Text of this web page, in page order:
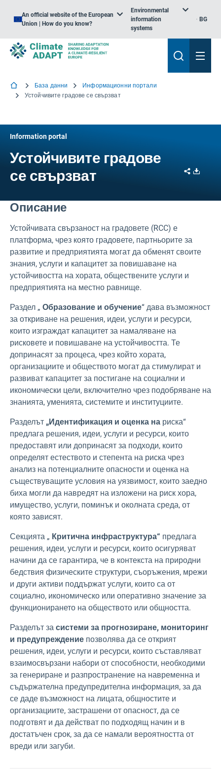
An official website of the European
Union | How do you know?
Environmental
information
systems
BG
База данни
Информационни портали
Устойчивите градове се свързват
Information portal
Устойчивите градове
се свързват
Share
Описание
Устойчивата свързаност на градовете (RCC) е
платформа, чрез която градовете, партньорите за
развитие и предприятията могат да обменят своите
знания, услуги и капацитет за повишаване на
устойчивостта на хората, обществените услуги и
предприятията на местно равнище.
Раздел „ Образование и обучение“ дава възможност
за откриване на решения, идеи, услуги и ресурси,
които изграждат капацитет за намаляване на
рисковете и повишаване на устойчивостта. Те
допринасят за процеса, чрез който хората,
организациите и обществото могат да стимулират и
развиват капацитет за постигане на социални и
икономически цели, включително чрез подобряване на
знанията, уменията, системите и институциите.
Разделът „Идентификация и оценка на риска“
предлага решения, идеи, услуги и ресурси, които
предоставят или допринасят за подходи, които
определят естеството и степента на риска чрез
анализ на потенциалните опасности и оценка на
съществуващите условия на уязвимост, които заедно
биха могли да навредят на изложени на риск хора,
имущество, услуги, поминък и околната среда, от
която зависят.
Секцията „ Критична инфраструктура“ предлага
решения, идеи, услуги и ресурси, които осигуряват
начини да се гарантира, че в контекста на природни
бедствия физическите структури, съоръжения, мрежи
и други активи поддържат услуги, които са от
социално, икономическо или оперативно значение за
функционирането на обществото или общността.
Разделът за системи за прогнозиране, мониторинг
и предупреждение позволява да се открият
решения, идеи, услуги и ресурси, които съставляват
взаимосвързани набори от способности, необходими
за генериране и разпространение на навременна и
съдържателна предупредителна информация, за да
се даде възможност на лицата, общностите и
организациите, застрашени от опасност, да се
подготвят и да действат по подходящ начин и в
достатъчен срок, за да се намали вероятността от
вреди или загуби.